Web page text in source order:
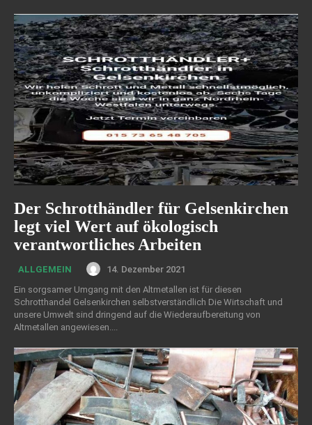
Der Schrotthändler für Gelsenkirchen
legt viel Wert auf ökologisch
verantwortliches Arbeiten
ALLGEMEIN
14. Dezember 2021
Ein sorgsamer Umgang mit den Altmetallen ist für diesen
Schrotthandel Gelsenkirchen selbstverständlich Die Wirtschaft und
unsere Umwelt sind dringend auf die Wiederaufbereitung von
Altmetallen angewiesen....